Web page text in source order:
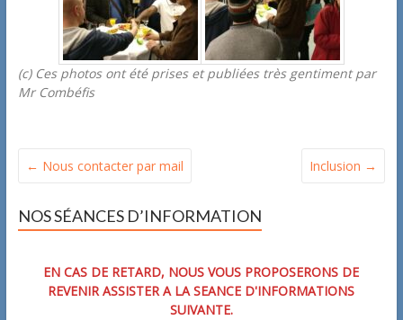
(c) Ces photos ont été prises et publiées très gentiment par
Mr Combéfis
← Nous contacter par mail Inclusion →
NOS SÉANCES D’INFORMATION
EN CAS DE RETARD, NOUS VOUS PROPOSERONS DE
REVENIR ASSISTER A LA SEANCE D'INFORMATIONS
SUIVANTE.